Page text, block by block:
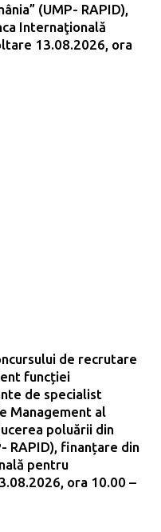
(UMP- RAPID),
Internaţională
13.08.2026, ora
de recrutare
funcției
de specialist
Management al
poluării din
RAPID), finanțare din
pentru
ora 10.00 –